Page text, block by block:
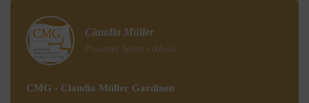
Claudia Müller
Plauener Spitze exklusiv
CMG - Claudia Müller Gardinen